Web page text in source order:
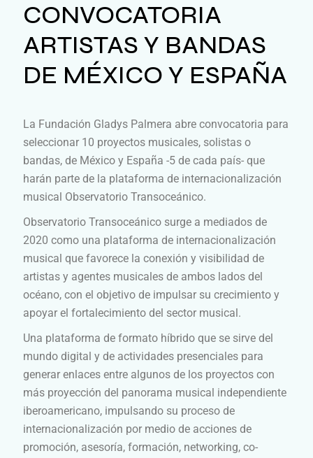
CONVOCATORIA
ARTISTAS Y BANDAS
DE MÉXICO Y ESPAÑA
La Fundación Gladys Palmera abre convocatoria para
seleccionar 10 proyectos musicales, solistas o
bandas, de México y España -5 de cada país- que
harán parte de la plataforma de internacionalización
musical Observatorio Transoceánico.
Observatorio Transoceánico surge a mediados de
2020 como una plataforma de internacionalización
musical que favorece la conexión y visibilidad de
artistas y agentes musicales de ambos lados del
océano, con el objetivo de impulsar su crecimiento y
apoyar el fortalecimiento del sector musical.
Una plataforma de formato híbrido que se sirve del
mundo digital y de actividades presenciales para
generar enlaces entre algunos de los proyectos con
más proyección del panorama musical independiente
iberoamericano, impulsando su proceso de
internacionalización por medio de acciones de
promoción, asesoría, formación, networking, co-